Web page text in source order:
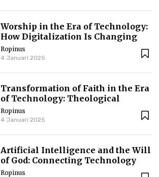
Worship in the Era of Technology:
How Digitalization Is Changing
the Way We Believe
Ropinus
4 Januari 2025
Transformation of Faith in the Era
of Technology: Theological
Perspectives on the Future of
Spirituality
Ropinus
4 Januari 2025
Artificial Intelligence and the Will
of God: Connecting Technology
and Theology
Ropinus